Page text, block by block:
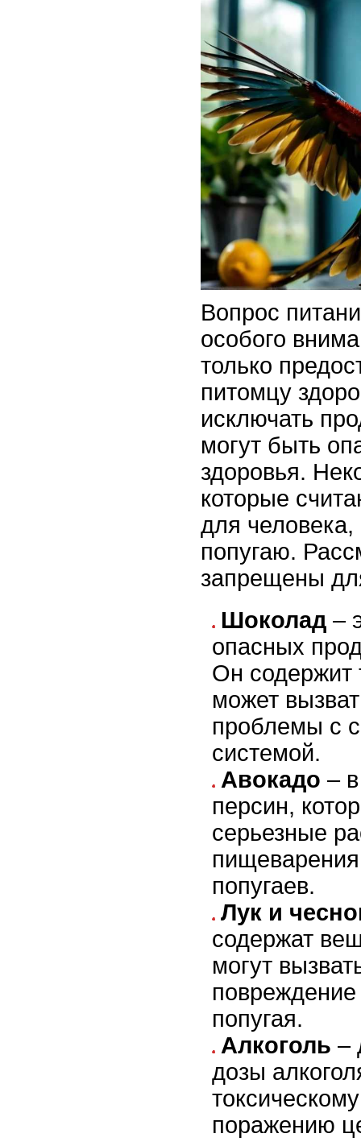
Вопрос
особого
только
питомцу
исключать
могут быть
здоровья.
которые
для человека,
попугаю.
запрещены
Шоколад –
опасных
Он содержит
может
проблемы с
системой.
Авокадо –
персин,
серьезные
попугаев.
Лук и
содержат
могут
повреждение
попугая.
Алкоголь –
дозы
поражению